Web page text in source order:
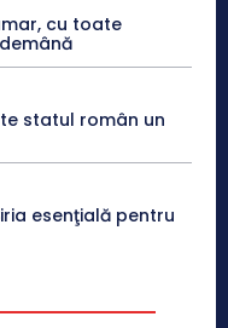
cu toate
statul român un
esenţială pentru